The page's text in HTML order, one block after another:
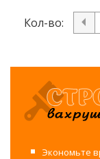
Кол-во:
Экономьте